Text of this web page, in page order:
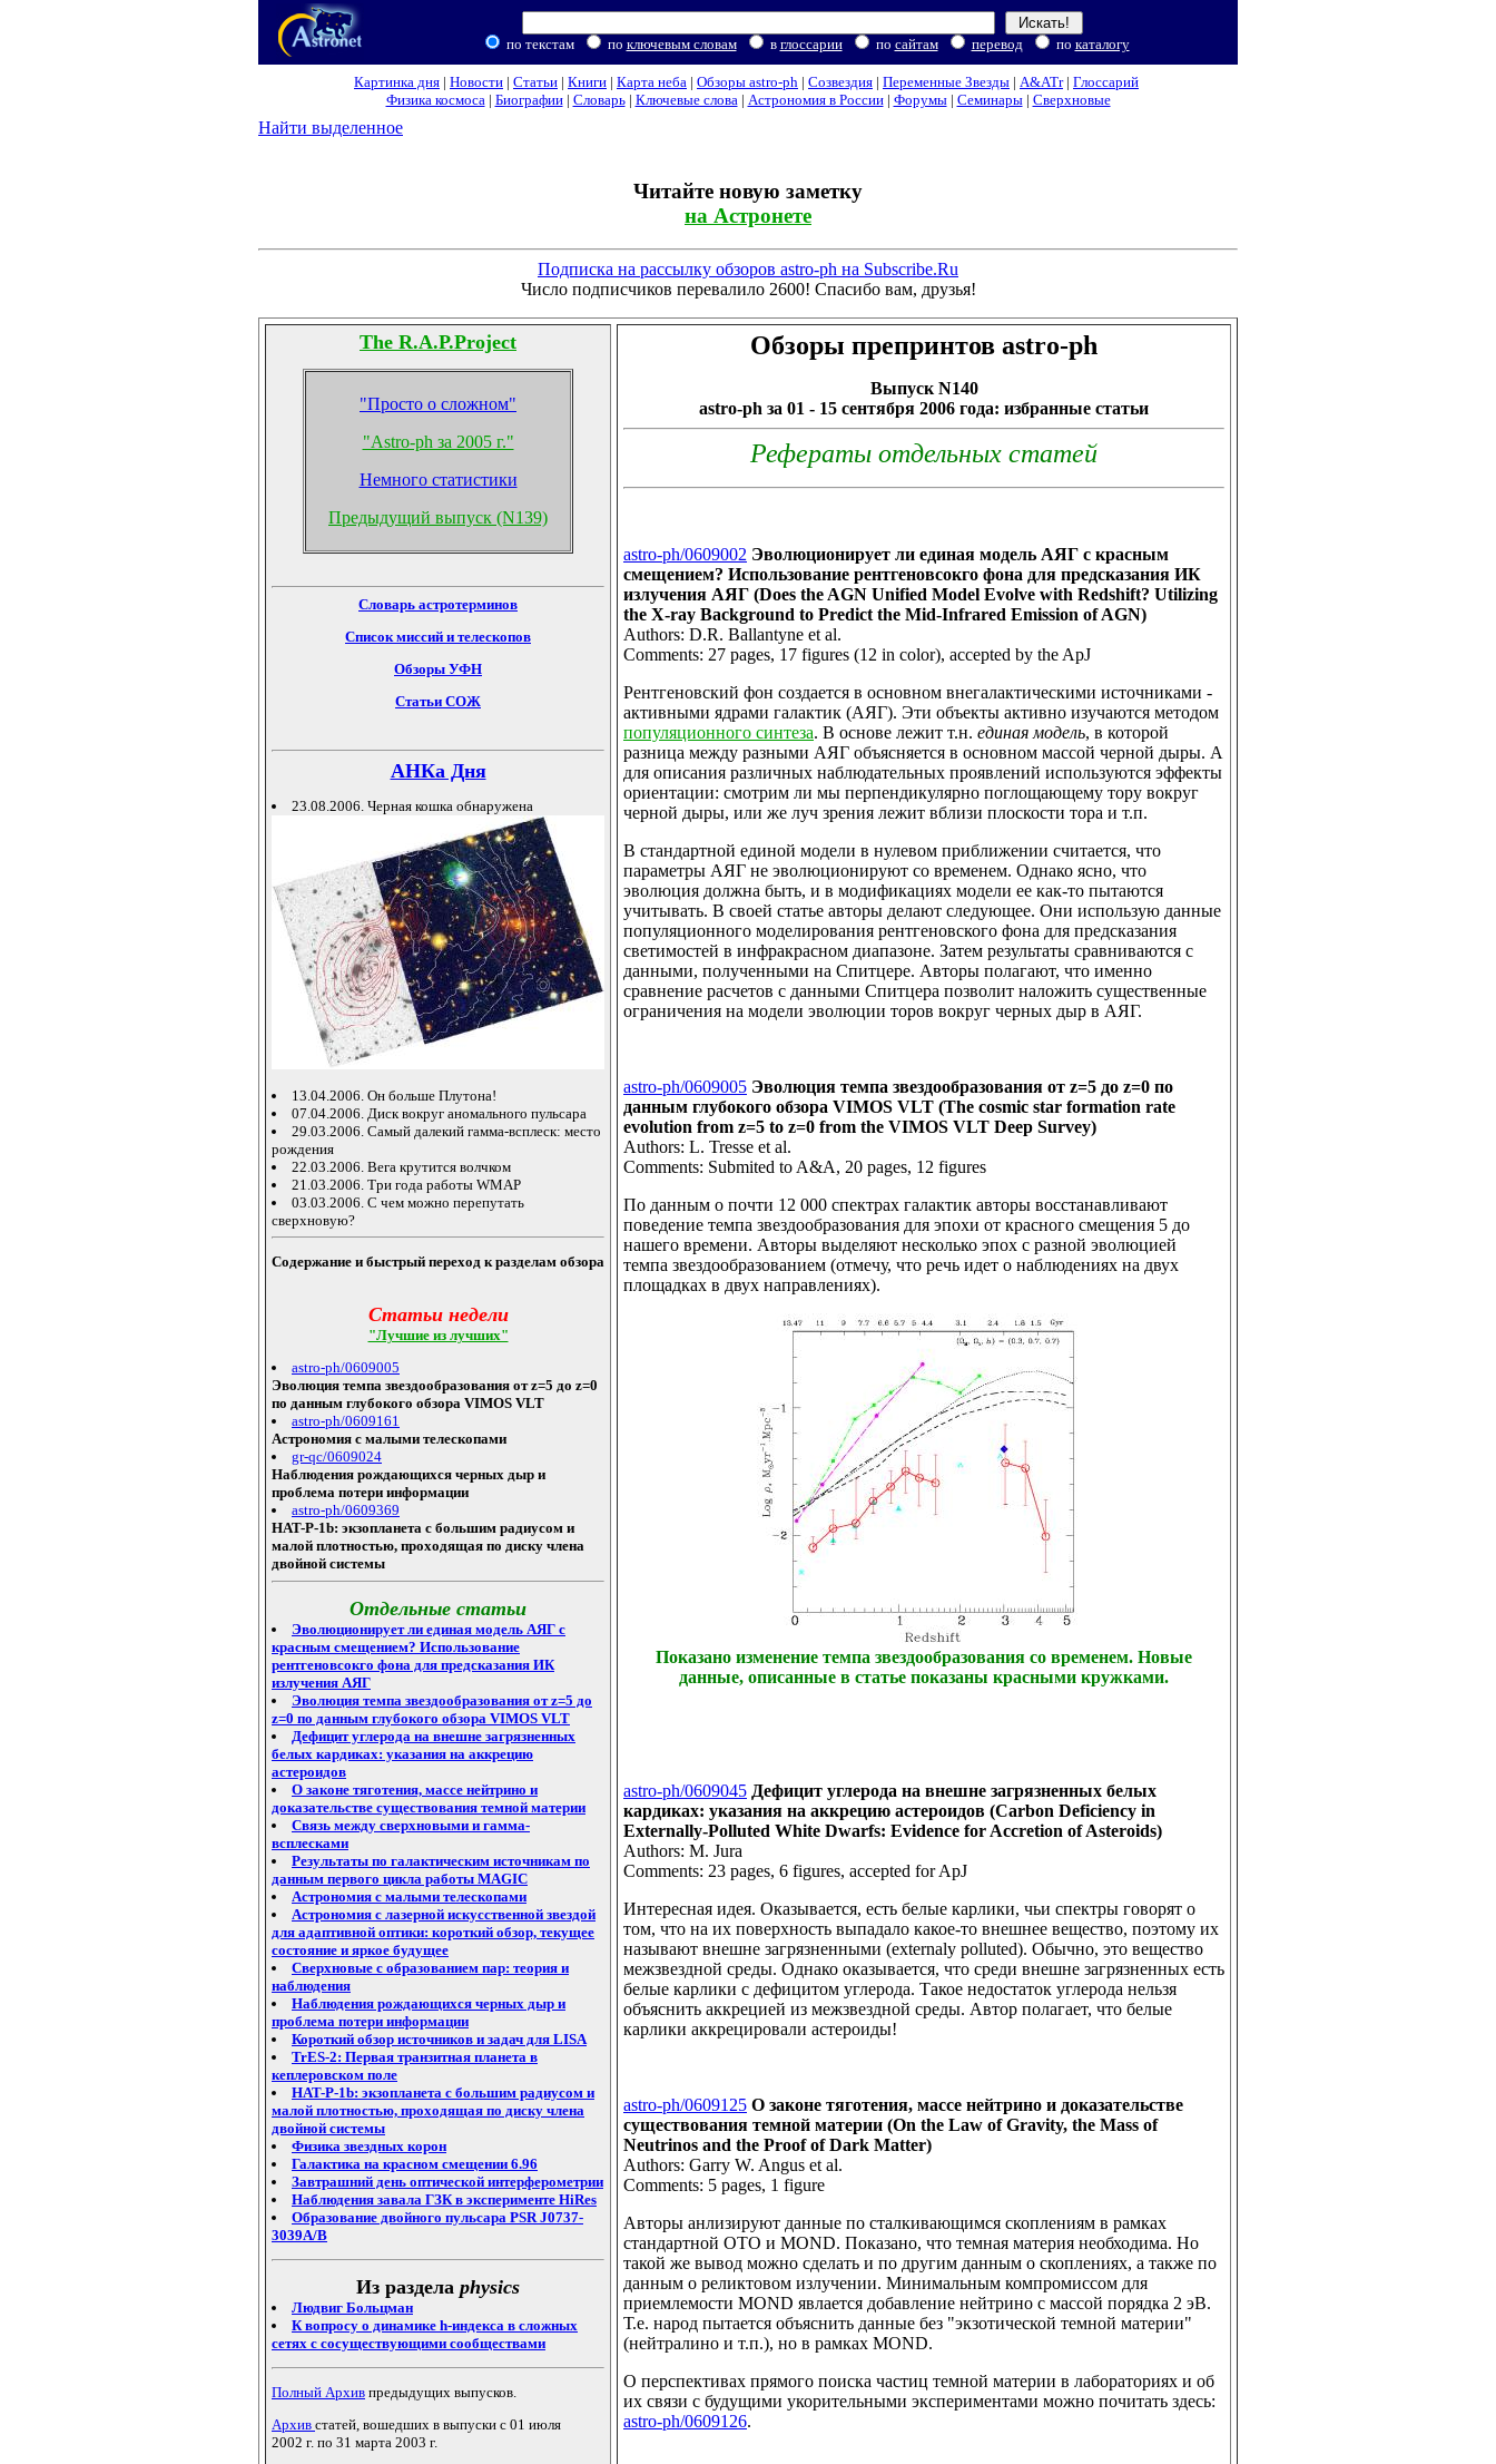
по текстам по ключевым словам в глоссарии по сайтам перевод по каталогу
Картинка дня | Новости | Статьи | Книги | Карта неба | Обзоры astro-ph | Созвездия | Переменные Звезды | A&ATr| Глоссарий
Физика космоса| Биографии| Словарь| Ключевые слова| Астрономия в России| Форумы| Семинары| Сверхновые
Найти выделенное
Читайте новую заметку
на Астронете
Подписка на рассылку обзоров astro-ph на Subscribe.Ru
Число подписчиков перевалило 2600! Спасибо вам, друзья!
The R.A.P.Project
"Просто о сложном"
"Astro-ph за 2005 г."
Немного статистики
Предыдущий выпуск (N139)
Словарь астротерминов
Список миссий и телескопов
Обзоры УФН
Статьи СОЖ
АНКа Дня
23.08.2006. Черная кошка обнаружена
13.04.2006. Он больше Плутона!
07.04.2006. Диск вокруг аномального пульсара
29.03.2006. Самый далекий гамма-всплеск: место
рождения
22.03.2006. Вега крутится волчком
21.03.2006. Три года работы WMAP
03.03.2006. С чем можно перепутать
сверхновую?
Содержание и быстрый переход к разделам обзора
Статьи недели
"Лучшие из лучших"
astro-ph/0609005
Эволюция темпа звездообразования от z=5 до z=0
по данным глубокого обзора VIMOS VLT
astro-ph/0609161
Астрономия с малыми телескопами
gr-qc/0609024
Наблюдения рождающихся черных дыр и
проблема потери информации
astro-ph/0609369
HAT-P-1b: экзопланета с большим радиусом и
малой плотностью, проходящая по диску члена
двойной системы
Отдельные статьи
Эволюционирует ли единая модель АЯГ с
красным смещением? Использование
рентгеновсокго фона для предсказания ИК
излучения АЯГ
Эволюция темпа звездообразования от z=5 до
z=0 по данным глубокого обзора VIMOS VLT
Дефицит углерода на внешне загрязненных
белых кардиках: указания на аккрецию
астероидов
О законе тяготения, массе нейтрино и
доказательстве существования темной материи
Связь между сверхновыми и гамма-
всплесками
Результаты по галактическим источникам по
данным первого цикла работы MAGIC
Астрономия с малыми телескопами
Астрономия с лазерной искусственной звездой
для адаптивной оптики: короткий обзор, текущее
состояние и яркое будущее
Сверхновые с образованием пар: теория и
наблюдения
Наблюдения рождающихся черных дыр и
проблема потери информации
Короткий обзор источников и задач для LISA
TrES-2: Первая транзитная планета в
кеплеровском поле
HAT-P-1b: экзопланета с большим радиусом и
малой плотностью, проходящая по диску члена
двойной системы
Физика звездных корон
Галактика на красном смещении 6.96
Завтрашний день оптической интерферометрии
Наблюдения завала ГЗК в эксперименте HiRes
Образование двойного пульсара PSR J0737-
3039A/B
Из раздела physics
Людвиг Больцман
К вопросу о динамике h-индекса в сложных
сетях с сосуществующими сообществами
Полный Архив предыдущих выпусков.
Архив статей, вошедших в выпуски с 01 июля
2002 г. по 31 марта 2003 г.
Обзоры препринтов astro-ph
Выпуск N140
astro-ph за 01 - 15 сентября 2006 года: избранные статьи
Рефераты отдельных статей
astro-ph/0609002 Эволюционирует ли единая модель АЯГ с красным
смещением? Использование рентгеновсокго фона для предсказания ИК
излучения АЯГ (Does the AGN Unified Model Evolve with Redshift? Utilizing
the X-ray Background to Predict the Mid-Infrared Emission of AGN)
Authors: D.R. Ballantyne et al.
Comments: 27 pages, 17 figures (12 in color), accepted by the ApJ
Рентгеновский фон создается в основном внегалактическими источниками -
активными ядрами галактик (АЯГ). Эти объекты активно изучаются методом
популяционного синтеза. В основе лежит т.н. единая модель, в которой
разница между разными АЯГ объясняется в основном массой черной дыры. А
для описания различных наблюдательных проявлений используются эффекты
ориентации: смотрим ли мы перпендикулярно поглощающему тору вокруг
черной дыры, или же луч зрения лежит вблизи плоскости тора и т.п.
В стандартной единой модели в нулевом приближении считается, что
параметры АЯГ не эволюционируют со временем. Однако ясно, что
эволюция должна быть, и в модификациях модели ее как-то пытаются
учитывать. В своей статье авторы делают следующее. Они использую данные
популяционного моделирования рентгеновского фона для предсказания
светимостей в инфракрасном диапазоне. Затем результаты сравниваются с
данными, полученными на Спитцере. Авторы полагают, что именно
сравнение расчетов с данными Спитцера позволит наложить существенные
ограничения на модели эволюции торов вокруг черных дыр в АЯГ.
astro-ph/0609005 Эволюция темпа звездообразования от z=5 до z=0 по
данным глубокого обзора VIMOS VLT (The cosmic star formation rate
evolution from z=5 to z=0 from the VIMOS VLT Deep Survey)
Authors: L. Tresse et al.
Comments: Submited to A&A, 20 pages, 12 figures
По данным о почти 12 000 спектрах галактик авторы восстанавливают
поведение темпа звездообразования для эпохи от красного смещения 5 до
нашего времени. Авторы выделяют несколько эпох с разной эволюцией
темпа звездообразованием (отмечу, что речь идет о наблюдениях на двух
площадках в двух направлениях).
Показано изменение темпа звездообразования со временем. Новые
данные, описанные в статье показаны красными кружками.
astro-ph/0609045 Дефицит углерода на внешне загрязненных белых
кардиках: указания на аккрецию астероидов (Carbon Deficiency in
Externally-Polluted White Dwarfs: Evidence for Accretion of Asteroids)
Authors: M. Jura
Comments: 23 pages, 6 figures, accepted for ApJ
Интересная идея. Оказывается, есть белые карлики, чьи спектры говорят о
том, что на их поверхность выпадало какое-то внешнее вещество, поэтому их
называют внешне загрязненными (externaly polluted). Обычно, это вещество
межзвездной среды. Однако оказывается, что среди внешне загрязненных есть
белые карлики с дефицитом углерода. Такое недостаток углерода нельзя
объяснить аккрецией из межзвездной среды. Автор полагает, что белые
карлики аккрецировали астероиды!
astro-ph/0609125 О законе тяготения, массе нейтрино и доказательстве
существования темной материи (On the Law of Gravity, the Mass of
Neutrinos and the Proof of Dark Matter)
Authors: Garry W. Angus et al.
Comments: 5 pages, 1 figure
Авторы анлизируют данные по сталкивающимся скоплениям в рамках
стандартной ОТО и MOND. Показано, что темная материя необходима. Но
такой же вывод можно сделать и по другим данным о скоплениях, а также по
данным о реликтовом излучении. Минимальным компромиссом для
приемлемости MOND явлается добавление нейтрино с массой порядка 2 эВ.
Т.е. народ пытается объяснить данные без "экзотической темной материи"
(нейтралино и т.п.), но в рамках MOND.
О перспективах прямого поиска частиц темной материи в лабораториях и об
их связи с будущими укорительными экспериментами можно почитать здесь:
astro-ph/0609126.